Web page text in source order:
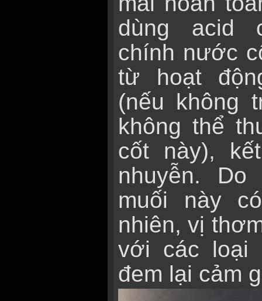
dùng acid
chính nước
từ hoạt
(nếu không
không thể
cốt này),
nhuyễn.
muối này
nhiên, vị
với các loại
đem lại cảm